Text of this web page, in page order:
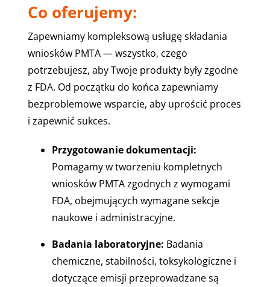
Co oferujemy:
Zapewniamy kompleksową usługę składania
wniosków PMTA — wszystko, czego
potrzebujesz, aby Twoje produkty były zgodne
z FDA. Od początku do końca zapewniamy
bezproblemowe wsparcie, aby uprościć proces
i zapewnić sukces.
Przygotowanie dokumentacji:
Pomagamy w tworzeniu kompletnych
wniosków PMTA zgodnych z wymogami
FDA, obejmujących wymagane sekcje
naukowe i administracyjne.
Badania laboratoryjne: Badania
chemiczne, stabilności, toksykologiczne i
dotyczące emisji przeprowadzane są